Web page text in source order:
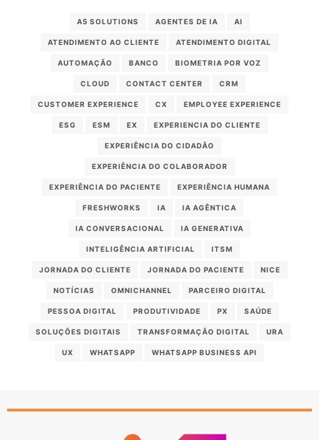
A5 SOLUTIONS AGENTES DE IA AI
ATENDIMENTO AO CLIENTE ATENDIMENTO DIGITAL
AUTOMAÇÃO BANCO BIOMETRIA POR VOZ
CLOUD CONTACT CENTER CRM
CUSTOMER EXPERIENCE CX EMPLOYEE EXPERIENCE
ESG ESM EX EXPERIENCIA DO CLIENTE
EXPERIÊNCIA DO CIDADÃO
EXPERIÊNCIA DO COLABORADOR
EXPERIÊNCIA DO PACIENTE EXPERIÊNCIA HUMANA
FRESHWORKS IA IA AGÊNTICA
IA CONVERSACIONAL IA GENERATIVA
INTELIGÊNCIA ARTIFICIAL ITSM
JORNADA DO CLIENTE JORNADA DO PACIENTE NICE
NOTÍCIAS OMNICHANNEL PARCEIRO DIGITAL
PESSOA DIGITAL PRODUTIVIDADE PX SAÚDE
SOLUÇÕES DIGITAIS TRANSFORMAÇÃO DIGITAL URA
UX WHATSAPP WHATSAPP BUSINESS API